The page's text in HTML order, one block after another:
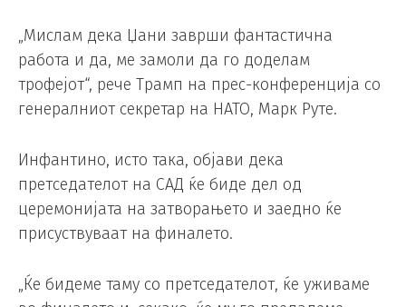
„Мислам дека Џани заврши фантастична
работа и да, ме замоли да го доделам
трофејот“, рече Трамп на прес-конференција со
генералниот секретар на НАТО, Марк Руте.
Инфантино, исто така, објави дека
претседателот на САД ќе биде дел од
церемонијата на затворањето и заедно ќе
присуствуваат на финалето.
„Ќе бидеме таму со претседателот, ќе уживаме